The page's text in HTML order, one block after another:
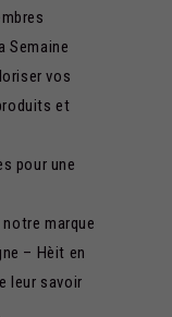
Semaine
vos
et
pour une
marque
– Hèit en
leur savoir